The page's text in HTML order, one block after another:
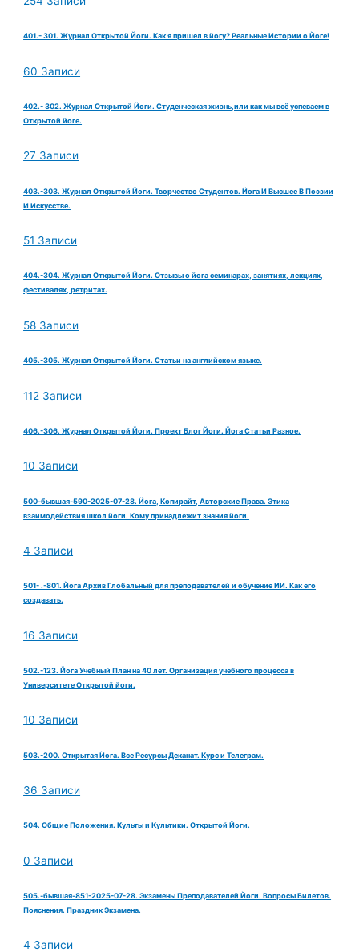
401.- 301. Журнал Открытой Йоги. Как я пришел в йогу? Реальные Истории о Йоге!
60 Записи
402.- 302. Журнал Открытой Йоги. Студенческая жизнь,или как мы всё успеваем в
Открытой йоге.
27 Записи
403.-303. Журнал Открытой Йоги. Творчество Студентов. Йога И Высшее В Поэзии
И Искусстве.
51 Записи
404.-304. Журнал Открытой Йоги. Отзывы о йога семинарах, занятиях, лекциях,
фестивалях, ретритах.
58 Записи
405.-305. Журнал Открытой Йоги. Статьи на английском языке.
112 Записи
406.-306. Журнал Открытой Йоги. Проект Блог Йоги. Йога Статьи Разное.
10 Записи
500-бывшая-590-2025-07-28. Йога, Копирайт, Авторские Права. Этика
взаимодействия школ йоги. Кому принадлежит знания йоги.
4 Записи
501- .-801. Йога Архив Глобальный для преподавателей и обучение ИИ. Как его
создавать.
16 Записи
502.-123. Йога Учебный План на 40 лет. Организация учебного процесса в
Университете Открытой йоги.
10 Записи
503.-200. Открытая Йога. Все Ресурсы Деканат. Курс и Телеграм.
36 Записи
504. Общие Положения. Культы и Культики. Открытой Йоги.
0 Записи
505.-бывшая-851-2025-07-28. Экзамены Преподавателей Йоги. Вопросы Билетов.
Пояснения. Праздник Экзамена.
4 Записи